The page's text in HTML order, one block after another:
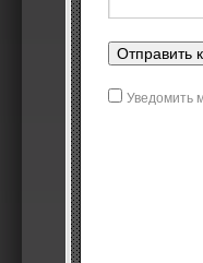
Уведомить